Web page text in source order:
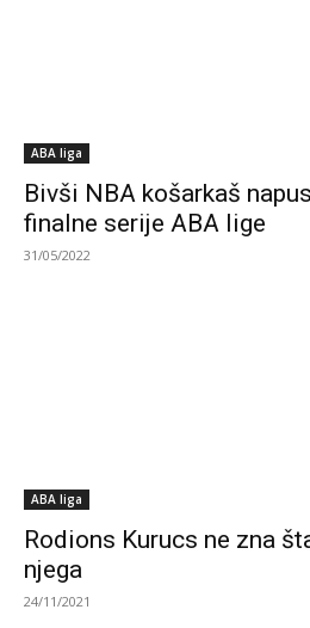
ABA liga
Bivši NBA košarkaš
finalne serije ABA lige
31/05/2022
ABA liga
Rodions Kurucs ne zna
njega
24/11/2021